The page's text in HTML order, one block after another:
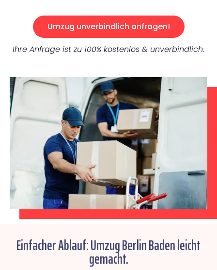
Umzug unverbindlich anfragen!
Ihre Anfrage ist zu 100% kostenlos & unverbindlich.
Einfacher Ablauf: Umzug Berlin Baden leicht
gemacht.